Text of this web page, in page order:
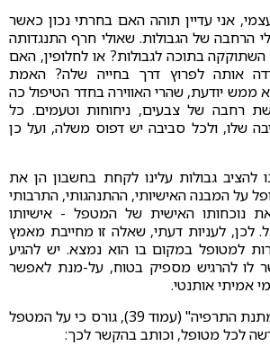
אני עדיין תוהה האם בחרתי נכון כאשר
הרחבה של הגבולות. שאולי חרף התנגדותה
בתוכה לגבולות? או לחלופין, האם
אותה לפרוץ דרך בחייה שלה? האמת
ממש יודעת, שהרי האווירה בחדר הטיפול כה
רחבה של צבעים, ניחוחות וטעמים. כל
שלו, ולכל סביבה יש דפוס משלה, ועל כן
להציב גבולות עלינו לקחת בחשבון הן את
על המבנה האישיותי, ההתנהגותי, התרבותי
את נוכחותו האישית של המטפל - אישיותו
לכן, לעניות דעתי, שאלה זו מחייבת מאמץ
למטופל במקום בו הוא נמצא. יש להגיע
לו להרגיש מספיק בטוח, על-מנת לאפשר
אמיתי אותנטי.
ארווין יאלום בספרו "מתנת התרפיה" (עמוד 39), גורס כי על המטפל
לכל מטופל, וכותב בהקשר לכך: